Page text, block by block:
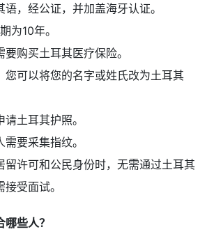
，经公证，并加盖海牙认证。
为10年。
购买土耳其医疗保险。
您可以将您的名字或姓氏改为土耳其
土耳其护照。
要采集指纹。
留许可和公民身份时，无需通过土耳其
受面试。
些人？